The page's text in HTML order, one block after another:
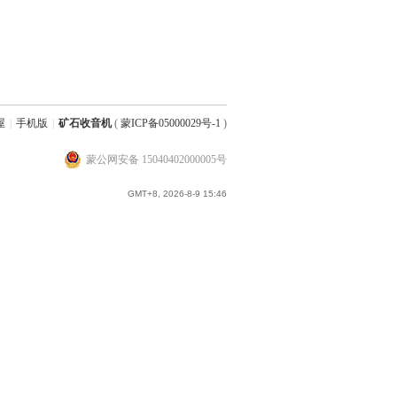
手机版 矿石收音机( 蒙ICP备05000029号-1 )
蒙公网安备 15040402000005号
GMT+8, 2026-8-9 15:46